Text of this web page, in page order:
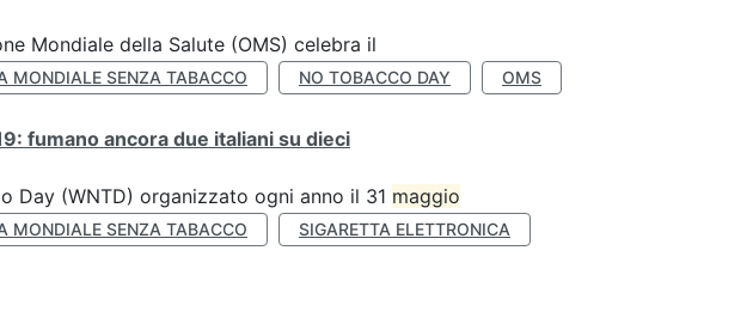
Mondiale della Salute (OMS) celebra il
MONDIALE SENZA TABACCO NO TOBACCO DAY OMS
fumano ancora due italiani su dieci
Day (WNTD) organizzato ogni anno il 31 maggio
MONDIALE SENZA TABACCO
SIGARETTA ELETTRONICA